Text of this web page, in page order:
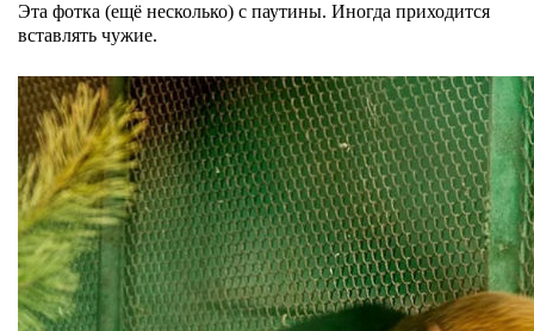
Эта фотка (ещё несколько) с паутины. Иногда приходится
вставлять чужие.